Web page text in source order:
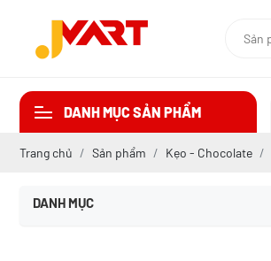
DANH MỤC SẢN PHẨM
Trang chủ Sản phẩm Kẹo - Chocolate
DANH MỤC